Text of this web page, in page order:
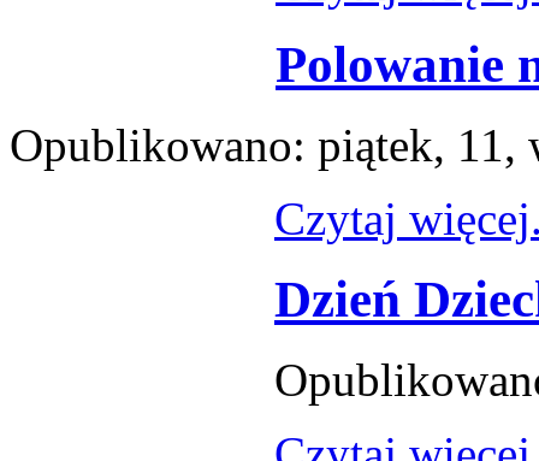
Polowanie
Opublikowano: piątek, 11,
Czytaj
Dzień